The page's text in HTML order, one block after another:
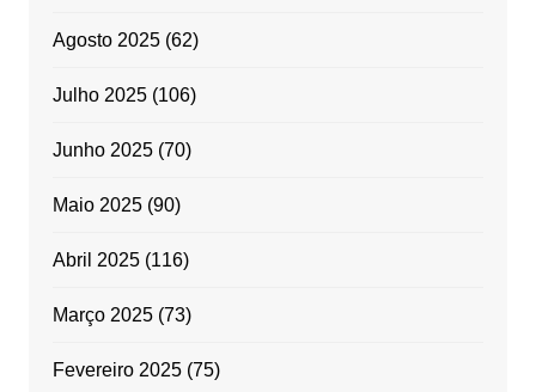
Agosto 2025(62)
Julho 2025(106)
Junho 2025(70)
Maio 2025(90)
Abril 2025(116)
Março 2025(73)
Fevereiro 2025(75)